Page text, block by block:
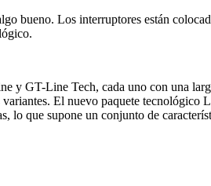
bueno. Los interruptores están
y GT-Line Tech, cada uno con una
variantes. El nuevo paquete
que supone un conjunto de